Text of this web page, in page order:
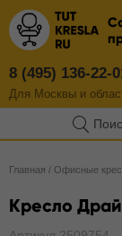
8 (495) 136-22-
Для Москвы и
Главная / Офисные
Кресло